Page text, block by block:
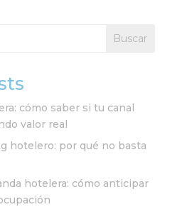
Buscar
cómo saber si tu canal
valor real
hotelero: por qué no basta
hotelera: cómo anticipar